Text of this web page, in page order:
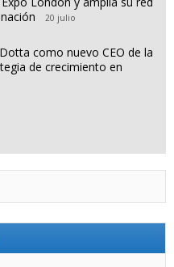
20 julio
como nuevo CEO de la
de crecimiento en